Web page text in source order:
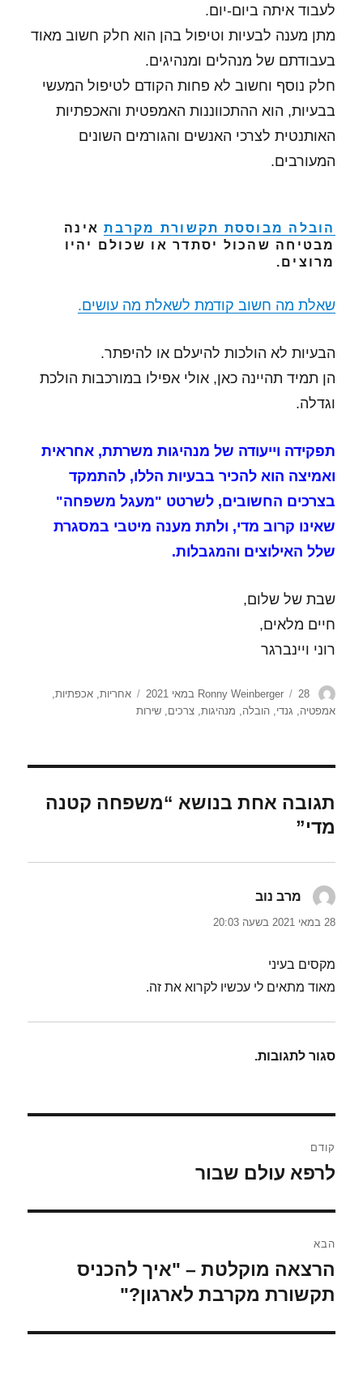
לעבוד איתה ביום-יום.
מתן מענה לבעיות וטיפול בהן הוא חלק חשוב מאוד
בעבודתם של מנהלים ומנהיגים.
חלק נוסף וחשוב לא פחות הקודם לטיפול המעשי
בבעיות, הוא ההתכווננות האמפטית והאכפתיות
האותנטית לצרכי האנשים והגורמים השונים
המעורבים.
הובלה מבוססת תקשורת מקרבתאינה
מבטיחה שהכול יסתדר או שכולם יהיו
מרוצים.
שאלת מה חשוב קודמת לשאלת מה עושים.
הבעיות לא הולכות להיעלם או להיפתר.
הן תמיד תהיינה כאן, אולי אפילו במורכבות הולכת
וגדלה.
תפקידה וייעודה של מנהיגות משרתת, אחראית
ואמיצה הוא להכיר בבעיות הללו, להתמקד
בצרכים החשובים, לשרטט "מעגל משפחה"
שאינו קרוב מדי, ולתת מענה מיטבי במסגרת
שלל האילוצים והמגבלות.
שבת של שלום,
חיים מלאים,
רוני ויינברגר
מחבר Ronny Weinberger
פורסם
בתאריך
28 במאי 2021 תגיות
אחריות,אכפתיות,
אמפטיה, גנדי,הובלה, מנהיגות,צרכים,שירות
תגובה אחת בנושא “משפחה קטנה
מדי”
מרב נוב
28 במאי 2021 בשעה 20:03
מקסים בעיני
מאוד מתאים לי עכשיו לקרוא את זה.
סגור לתגובות.
קודם
הפוסט
לרפא עולם שבור
הבא
הפוסט
הבא:
הרצאה מוקלטת – "איך להכניס
תקשורת מקרבת לארגון?"